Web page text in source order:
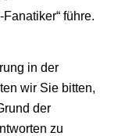
führe.
in der
wir Sie bitten,
der
zu